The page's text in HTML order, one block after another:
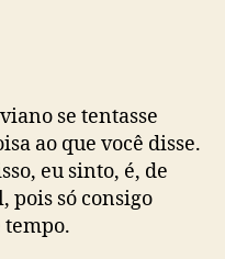
se tentasse
ao que você disse.
eu sinto, é, de
pois só consigo
tempo.